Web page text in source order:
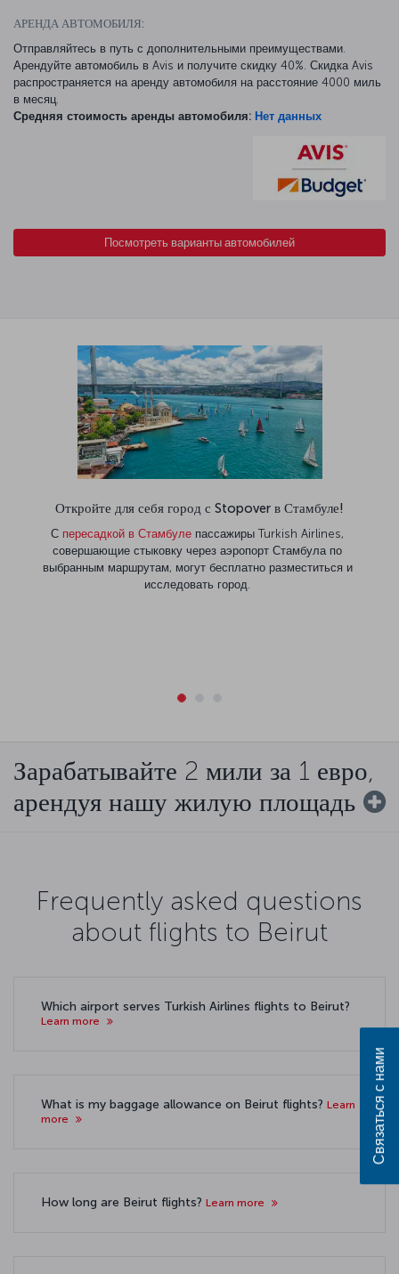
АРЕНДА АВТОМОБИЛЯ:
Отправляйтесь в путь с дополнительными преимуществами.
Арендуйте автомобиль в Avis и получите скидку 40%. Скидка Avis
распространяется на аренду автомобиля на расстояние 4000 миль
в месяц.
Средняя стоимость аренды автомобиля: Нет данных
Посмотреть варианты автомобилей
Откройте для себя город с Stopover в Стамбуле!
С пересадкой в Стамбуле пассажиры Turkish Airlines,
совершающие стыковку через аэропорт Стамбула по
выбранным маршрутам, могут бесплатно разместиться и
исследовать город.
Зарабатывайте 2 мили за 1 евро,
арендуя нашу жилую площадь
Frequently asked questions
about flights to Beirut
Which airport serves Turkish Airlines flights to Beirut?
Learn more
What is my baggage allowance on Beirut flights? Learn
more
How long are Beirut flights? Learn more
Связаться с нами